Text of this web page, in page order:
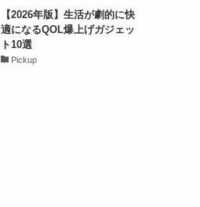
【2026年版】生活が劇的に快
適になるQOL爆上げガジェッ
ト10選
Pickup